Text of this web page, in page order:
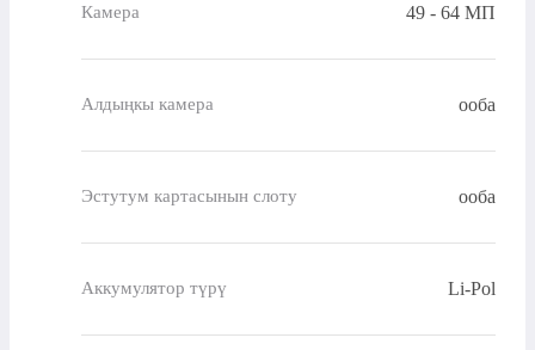
Камера 49 - 64 МП
Алдыңкы камера ооба
Эстутум картасынын слоту ооба
Аккумулятор түрү Li-Pol